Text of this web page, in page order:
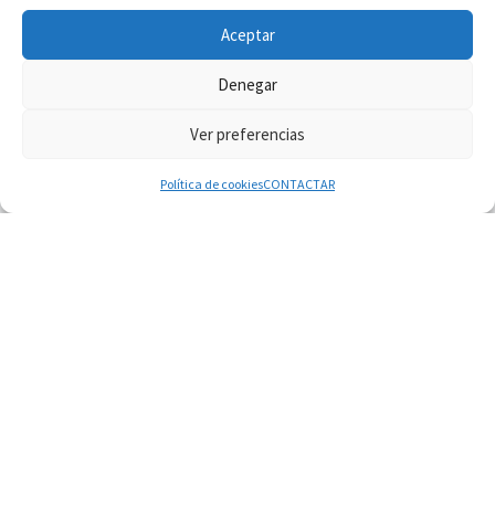
Aceptar
Denegar
Ver preferencias
Política de cookiesCONTACTAR
Diaconado permanente– Todos los derechos reservados
WP